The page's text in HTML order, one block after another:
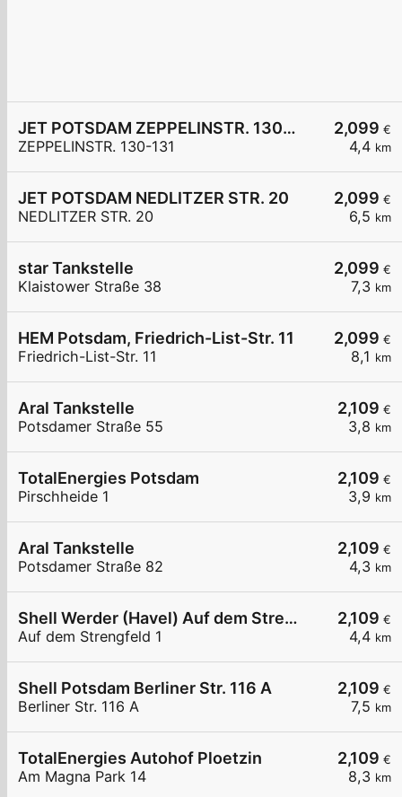
2,099 €
4,4 km
JET POTSDAM ZEPPELINSTR. 130-131
ZEPPELINSTR. 130-131
2,099 €
6,5 km
JET POTSDAM NEDLITZER STR. 20
NEDLITZER STR. 20
2,099 €
7,3 km
star Tankstelle
Klaistower Straße 38
2,099 €
8,1 km
HEM Potsdam, Friedrich-List-Str. 11
Friedrich-List-Str. 11
2,109 €
3,8 km
Aral Tankstelle
Potsdamer Straße 55
2,109 €
3,9 km
TotalEnergies Potsdam
Pirschheide 1
2,109 €
4,3 km
Aral Tankstelle
Potsdamer Straße 82
2,109 €
4,4 km
Shell Werder (Havel) Auf dem Strengfeld 1
Auf dem Strengfeld 1
2,109 €
7,5 km
Shell Potsdam Berliner Str. 116 A
Berliner Str. 116 A
2,109 €
8,3 km
TotalEnergies Autohof Ploetzin
Am Magna Park 14